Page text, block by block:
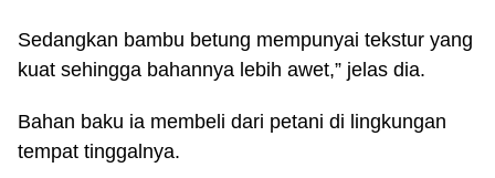
Sedangkan bambu betung mempunyai tekstur yang
kuat sehingga bahannya lebih awet,” jelas dia.
Bahan baku ia membeli dari petani di lingkungan
tempat tinggalnya.